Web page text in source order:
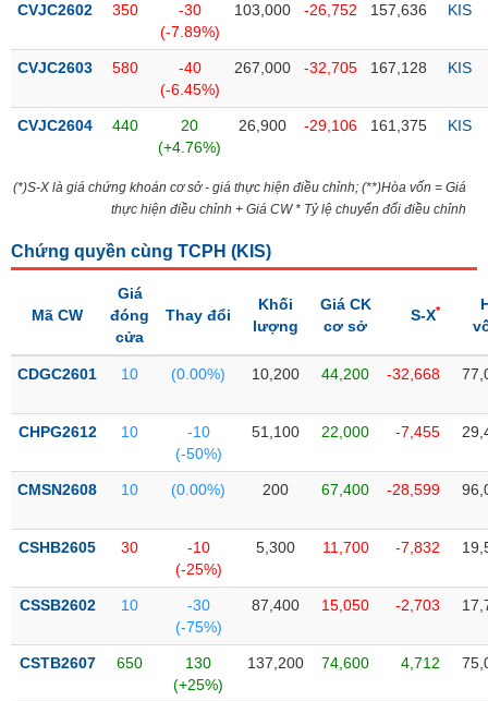
thái
phiếu
thị
Niêm
yết
Niêm
mới
yết
bổ
Hủy
yết
dõi
biệt
CVJC2602 350
-30
(-7.89%)
103,000 -26,752 157,636 KIS
CVJC2603 580
-40
(-6.45%)
267,000 -32,705 167,128 KIS
CVJC2604 440
20
(+4.76%)
26,900 -29,106 161,375 KIS
(*)S-X là giá chứng khoán cơ sở - giá thực hiện điều chỉnh; (**)Hòa vốn = Giá
thực hiện điều chỉnh + Giá CW * Tỷ lệ chuyển đổi điều chỉnh
Chứng quyền cùng TCPH (KIS)
Mã CW
Giá
đóng
cửa
Thay đổi
Khối
lượng
Giá CK
cơ sở
S-X*
CDGC2601 10 (0.00%) 10,200 44,200 -32,668
CHPG2612 10
-10
(-50%)
51,100 22,000 -7,455
CMSN2608 10 (0.00%) 200 67,400 -28,599
CSHB2605 30
-10
(-25%)
5,300 11,700 -7,832
CSSB2602 10
-30
(-75%)
87,400 15,050 -2,703
CSTB2607 650
130
(+25%)
137,200 74,600 4,712
NGÀNH
NGHIỆP
CỔ
PHÁI
TRÁI
PHIẾU
CÔNG
CỤ
TƯ